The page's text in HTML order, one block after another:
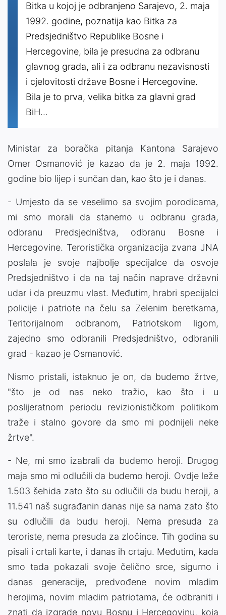
Bitka u kojoj je odbranjeno Sarajevo, 2. maja
1992. godine, poznatija kao Bitka za
Predsjedništvo Republike Bosne i
Hercegovine, bila je presudna za odbranu
glavnog grada, ali i za odbranu nezavisnosti
i cjelovitosti države Bosne i Hercegovine.
Bila je to prva, velika bitka za glavni grad
BiH...
Ministar za boračka pitanja Kantona Sarajevo
Omer Osmanović je kazao da je 2. maja 1992.
godine bio lijep i sunčan dan, kao što je i danas.
- Umjesto da se veselimo sa svojim porodicama,
mi smo morali da stanemo u odbranu grada,
odbranu Predsjedništva, odbranu Bosne i
Hercegovine. Teroristička organizacija zvana JNA
poslala je svoje najbolje specijalce da osvoje
Predsjedništvo i da na taj način naprave državni
udar i da preuzmu vlast. Međutim, hrabri specijalci
policije i patriote na čelu sa Zelenim beretkama,
Teritorijalnom odbranom, Patriotskom ligom,
zajedno smo odbranili Predsjedništvo, odbranili
grad - kazao je Osmanović.
Nismo pristali, istaknuo je on, da budemo žrtve,
"što je od nas neko tražio, kao što i u
poslijeratnom periodu revizionističkom politikom
traže i stalno govore da smo mi podnijeli neke
žrtve".
- Ne, mi smo izabrali da budemo heroji. Drugog
maja smo mi odlučili da budemo heroji. Ovdje leže
1.503 šehida zato što su odlučili da budu heroji, a
11.541 naš sugrađanin danas nije sa nama zato što
su odlučili da budu heroji. Nema presuda za
teroriste, nema presuda za zločince. Tih godina su
pisali i crtali karte, i danas ih crtaju. Međutim, kada
smo tada pokazali svoje čelično srce, sigurno i
danas generacije, predvođene novim mladim
herojima, novim mladim patriotama, će odbraniti i
znati da izgrade novu Bosnu i Hercegovinu, koja